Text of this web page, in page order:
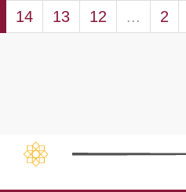
2
...
12
13
14